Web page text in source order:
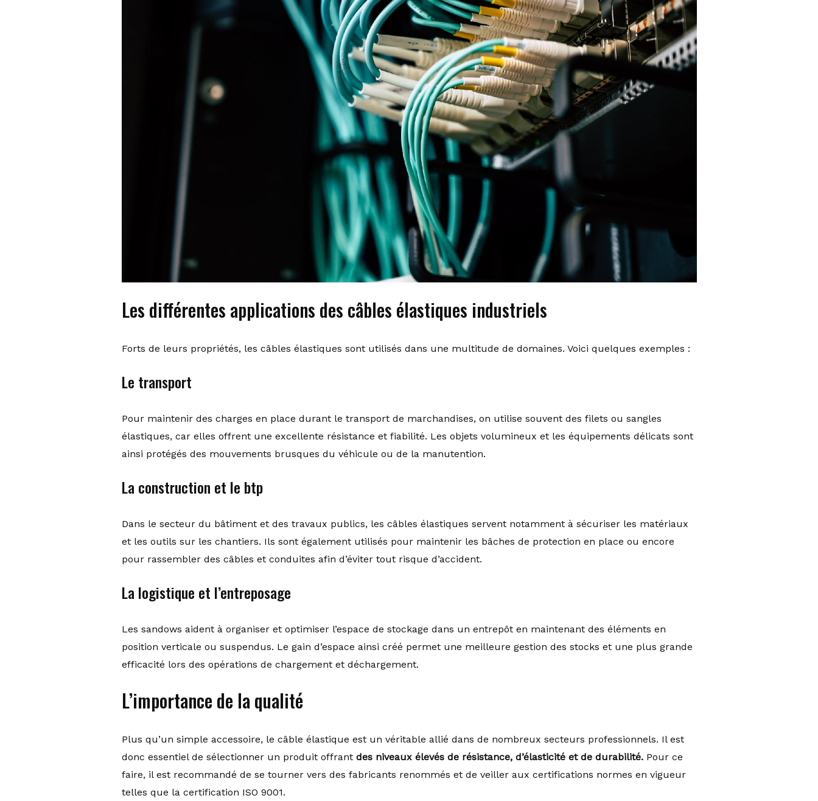
Les différentes applications des câbles élastiques industriels
Forts de leurs propriétés, les câbles élastiques sont utilisés dans une multitude de domaines. Voici quelques exemples :
Le transport
Pour maintenir des charges en place durant le transport de marchandises, on utilise souvent des filets ou sangles
élastiques, car elles offrent une excellente résistance et fiabilité. Les objets volumineux et les équipements délicats sont
ainsi protégés des mouvements brusques du véhicule ou de la manutention.
La construction et le btp
Dans le secteur du bâtiment et des travaux publics, les câbles élastiques servent notamment à sécuriser les matériaux
et les outils sur les chantiers. Ils sont également utilisés pour maintenir les bâches de protection en place ou encore
pour rassembler des câbles et conduites afin d’éviter tout risque d’accident.
La logistique et l’entreposage
Les sandows aident à organiser et optimiser l’espace de stockage dans un entrepôt en maintenant des éléments en
position verticale ou suspendus. Le gain d’espace ainsi créé permet une meilleure gestion des stocks et une plus grande
efficacité lors des opérations de chargement et déchargement.
L’importance de la qualité
Plus qu’un simple accessoire, le câble élastique est un véritable allié dans de nombreux secteurs professionnels. Il est
donc essentiel de sélectionner un produit offrant des niveaux élevés de résistance, d’élasticité et de durabilité.Pour ce
faire, il est recommandé de se tourner vers des fabricants renommés et de veiller aux certifications normes en vigueur
telles que la certification ISO 9001.